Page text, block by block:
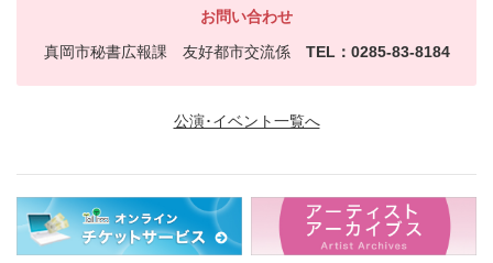
お問い合わせ
真岡市秘書広報課 友好都市交流係 TEL：0285-83-8184
公演･イベント一覧へ